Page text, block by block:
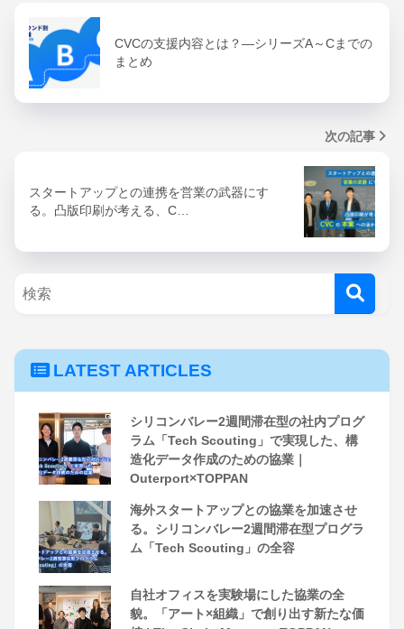
CVCの支援内容とは？―シリーズA～Cまでの
まとめ
次の記事
スタートアップとの連携を営業の武器にす
る。凸版印刷が考える、C…
LATEST ARTICLES
シリコンバレー2週間滞在型の社内プログ
ラム「Tech Scouting」で実現した、構
造化データ作成のための協業｜
Outerport×TOPPAN
海外スタートアップとの協業を加速させ
る。シリコンバレー2週間滞在型プログラ
ム「Tech Scouting」の全容
自社オフィスを実験場にした協業の全
貌。「アート×組織」で創り出す新たな価